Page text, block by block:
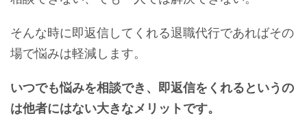
そんな時に即返信してくれる退職代行であればその
場で悩みは軽減します。
いつでも悩みを相談でき、即返信をくれるというの
は他者にはない大きなメリットです。